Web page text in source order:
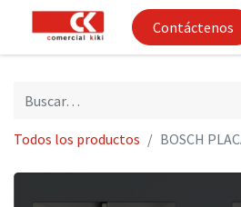
Contáctenos
Todos los productos BOSCH